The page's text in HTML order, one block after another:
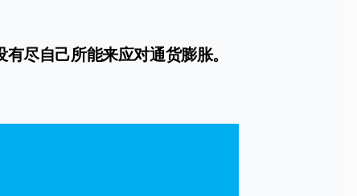
尽自己所能来应对通货膨胀。